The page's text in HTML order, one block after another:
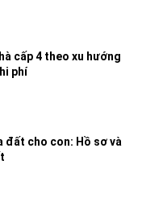
cấp 4 theo xu hướng
phí
đất cho con: Hồ sơ và